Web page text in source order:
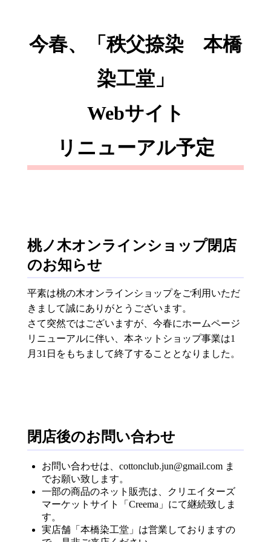
今春、「秩父捺染 本橋
染工堂」
Webサイト
リニューアル予定
桃ノ木オンラインショップ閉店
のお知らせ
平素は桃の木オンラインショップをご利用いただ
きまして誠にありがとうございます。
さて突然ではございますが、今春にホームページ
リニューアルに伴い、本ネットショップ事業は1
月31日をもちまして終了することとなりました。
閉店後のお問い合わせ
お問い合わせは、cottonclub.jun@gmail.com ま
でお願い致します。
一部の商品のネット販売は、クリエイターズ
マーケットサイト「Creema」にて継続致しま
す。
実店舗「本橋染工堂」は営業しておりますの